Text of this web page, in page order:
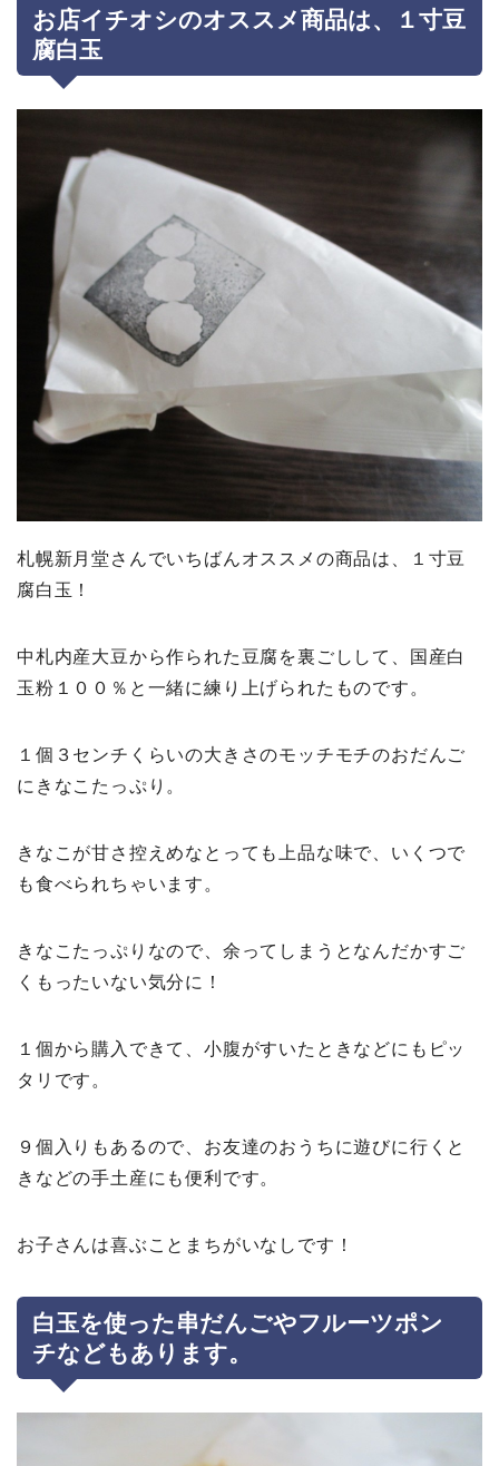
お店イチオシのオススメ商品は、１寸豆
腐白玉
札幌新月堂さんでいちばんオススメの商品は、１寸豆
腐白玉！
中札内産大豆から作られた豆腐を裏ごしして、国産白
玉粉１００％と一緒に練り上げられたものです。
１個３センチくらいの大きさのモッチモチのおだんご
にきなこたっぷり。
きなこが甘さ控えめなとっても上品な味で、いくつで
も食べられちゃいます。
きなこたっぷりなので、余ってしまうとなんだかすご
くもったいない気分に！
１個から購入できて、小腹がすいたときなどにもピッ
タリです。
９個入りもあるので、お友達のおうちに遊びに行くと
きなどの手土産にも便利です。
お子さんは喜ぶことまちがいなしです！
白玉を使った串だんごやフルーツポン
チなどもあります。